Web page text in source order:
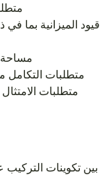
قيود الميزانية بما في
مساحة
متطلبات التكامل
متطلبات